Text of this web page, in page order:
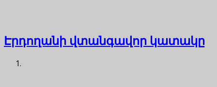
Էրդողանի վտանգավոր կատակը